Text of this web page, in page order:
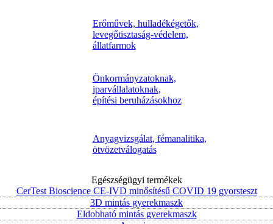
Erőművek, hulladékégetők,
levegőtisztaság-védelem,
állatfarmok
Önkormányzatoknak,
iparvállalatoknak,
építési beruházásokhoz
Anyagvizsgálat, fémanalitika,
ötvözetválogatás
Egészségügyi termékek
CerTest Bioscience CE-IVD minősítésű COVID 19 gyorsteszt
3D mintás gyerekmaszk
Eldobható mintás gyerekmaszk